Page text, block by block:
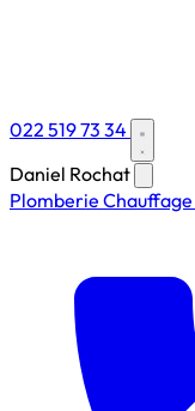
022 519 73 34
Daniel Rochat
Plomberie Chauffage